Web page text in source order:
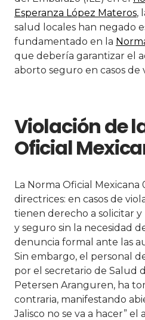
Esperanza López Materos,
salud locales han negado
fundamentado en la
que debería garantizar el
aborto seguro en casos de
Violación de
Oficial
La Norma Oficial Mexicana
directrices: en casos de
tienen derecho a solicitar
y seguro sin la necesidad
denuncia formal ante las
Sin embargo, el personal
por el secretario de Salud
Petersen Aranguren, ha
contraria, manifestando
Jalisco no se va a hacer”